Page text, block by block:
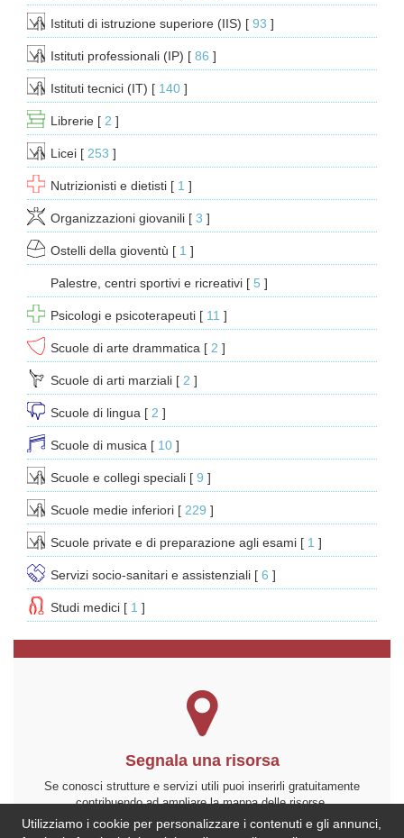
Istituti di istruzione superiore (IIS) [ 93 ]
Istituti professionali (IP) [ 86 ]
Istituti tecnici (IT) [ 140 ]
Librerie [ 2 ]
Licei [ 253 ]
Nutrizionisti e dietisti [ 1 ]
Organizzazioni giovanili [ 3 ]
Ostelli della gioventù [ 1 ]
Palestre, centri sportivi e ricreativi [ 5 ]
Psicologi e psicoterapeuti [ 11 ]
Scuole di arte drammatica [ 2 ]
Scuole di arti marziali [ 2 ]
Scuole di lingua [ 2 ]
Scuole di musica [ 10 ]
Scuole e collegi speciali [ 9 ]
Scuole medie inferiori [ 229 ]
Scuole private e di preparazione agli esami [ 1 ]
Servizi socio-sanitari e assistenziali [ 6 ]
Studi medici [ 1 ]
Segnala una risorsa
Se conosci strutture e servizi utili puoi inserirli gratuitamente
contribuendo ad ampliare la mappa delle risorse.
Utilizziamo i cookie per personalizzare i contenuti e gli annunci,